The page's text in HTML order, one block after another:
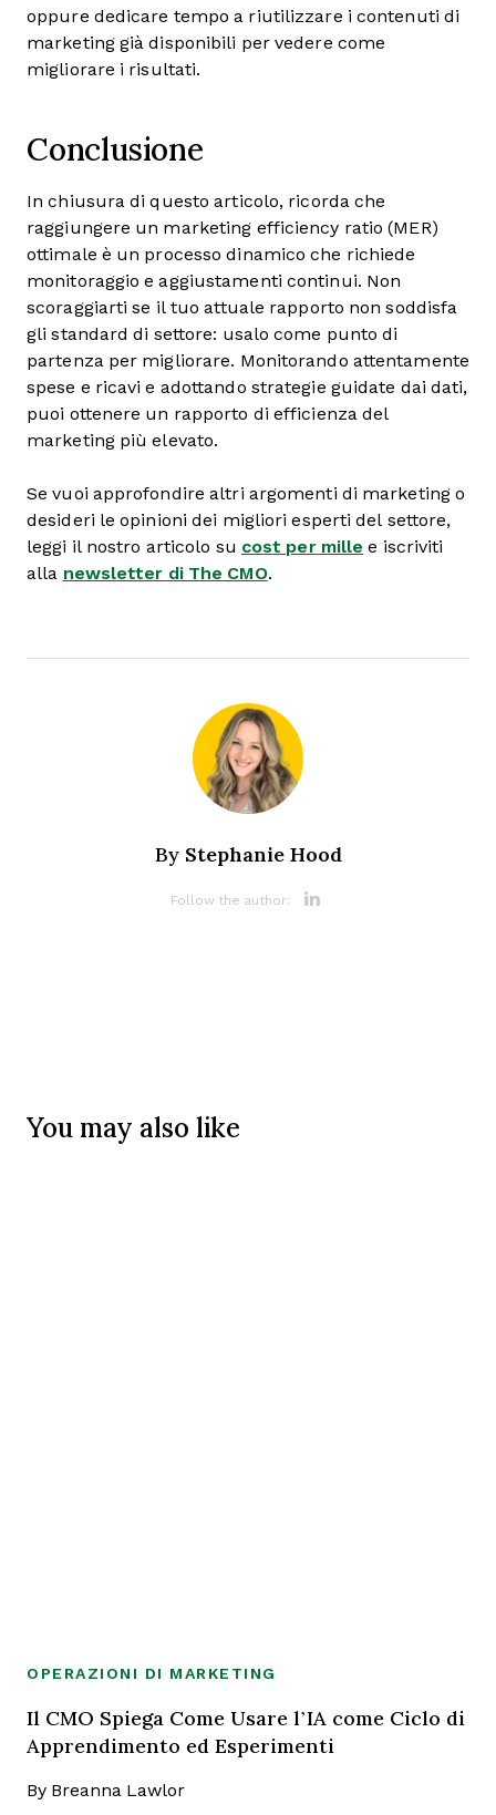
oppure dedicare tempo a riutilizzare i contenuti di
marketing già disponibili per vedere come
migliorare i risultati.
Conclusione
In chiusura di questo articolo, ricorda che
raggiungere un marketing efficiency ratio (MER)
ottimale è un processo dinamico che richiede
monitoraggio e aggiustamenti continui. Non
scoraggiarti se il tuo attuale rapporto non soddisfa
gli standard di settore: usalo come punto di
partenza per migliorare. Monitorando attentamente
spese e ricavi e adottando strategie guidate dai dati,
puoi ottenere un rapporto di efficienza del
marketing più elevato.
Se vuoi approfondire altri argomenti di marketing o
desideri le opinioni dei migliori esperti del settore,
leggi il nostro articolo su cost per mille e iscriviti
alla newsletter di The CMO.
By Stephanie Hood
Follow the author:
You may also like
OPERAZIONI DI MARKETING
Il CMO Spiega Come Usare l’IA come Ciclo di
Apprendimento ed Esperimenti
By Breanna Lawlor